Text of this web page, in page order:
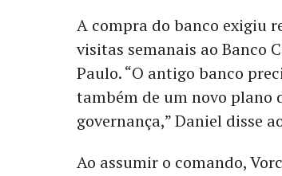
A compra do banco exigiu
visitas semanais ao Banco
Paulo. “O antigo banco
também de um novo plano
governança,” Daniel disse
Ao assumir o comando,